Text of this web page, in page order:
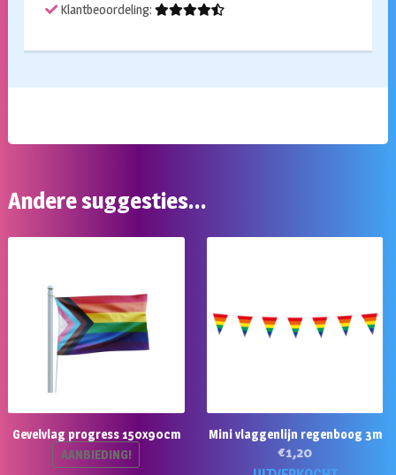
Klantbeoordeling:
Andere suggesties…
Gevelvlag progress 150x90cm
AANBIEDING!
Mini vlaggenlijn regenboog 3m
€1,20